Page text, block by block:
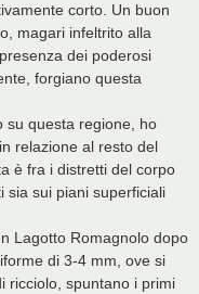
corto. Un buon
magari infeltrito alla
dei poderosi
forgiano questa
su questa regione, ho
relazione al resto del
è fra i distretti del corpo
sia sui piani superficiali
Lagotto Romagnolo dopo
di 3-4 mm, ove si
ricciolo, spuntano i primi